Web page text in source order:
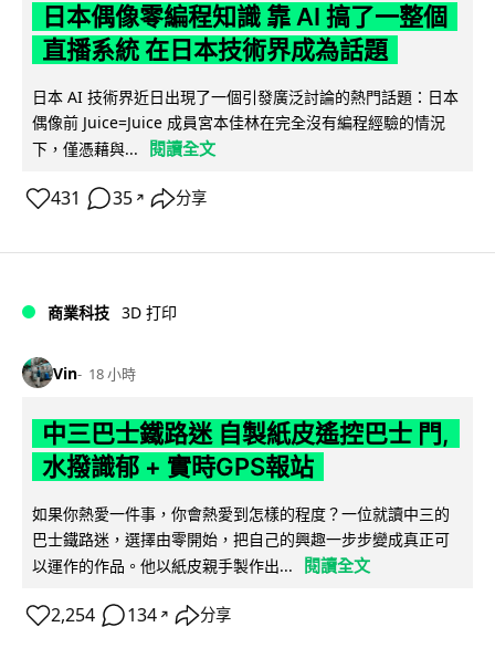
日本偶像零編程知識 靠 AI 搞了一整個
直播系統 在日本技術界成為話題
日本 AI 技術界近日出現了一個引發廣泛討論的熱門話題：日本
偶像前 Juice=Juice 成員宮本佳林在完全沒有編程經驗的情況
下，僅憑藉與...
閱讀全文
431 35 ↗ 分享
商業科技 3D 打印
Vin 18 小時
中三巴士鐵路迷 自製紙皮遙控巴士 門,
水撥識郁 + 實時GPS報站
如果你熱愛一件事，你會熱愛到怎樣的程度？一位就讀中三的
巴士鐵路迷，選擇由零開始，把自己的興趣一步步變成真正可
以運作的作品。他以紙皮親手製作出...
閱讀全文
2,254 134 ↗ 分享